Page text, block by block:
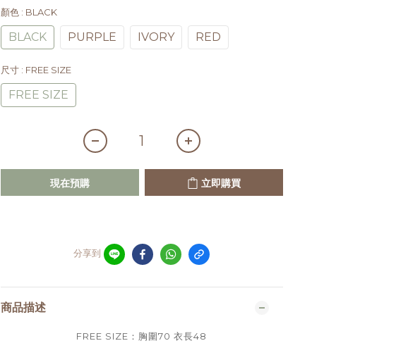
顏色 : BLACK
BLACK PURPLE IVORY RED
尺寸 : FREE SIZE
FREE SIZE
現在預購 立即購買
分享到
商品描述
FREE SIZE：胸圍70 衣長48